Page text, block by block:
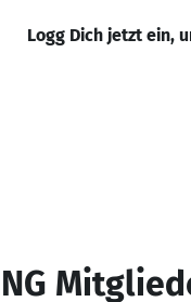
Logg Dich jetzt ein,